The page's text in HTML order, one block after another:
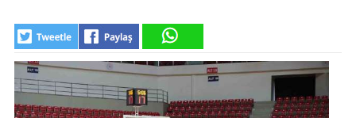
SİYASET
EKONOMİ